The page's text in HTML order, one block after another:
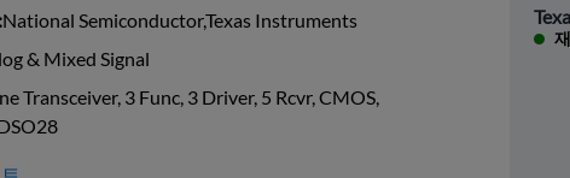
National Semiconductor,Texas Instruments
& Mixed Signal
Transceiver, 3 Func, 3 Driver, 5 Rcvr, CMOS,